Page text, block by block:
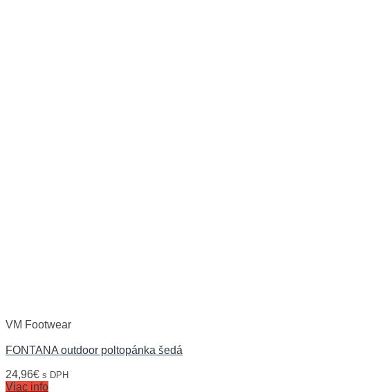
VM Footwear
FONTANA outdoor poltopánka šedá
24,96€ s DPH
Viac info